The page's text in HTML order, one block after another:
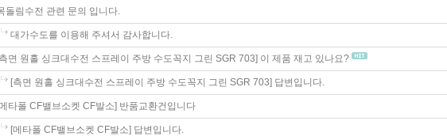
돌림수전 관련 문의 입니다.
대가수도를 이용해 주셔서 감사합니다.
면 원홀 싱크대수전 스프레이 주방 수도꼭지 그린 SGR 703] 이 제품 재고 있나요?
[측면 원홀 싱크대수전 스프레이 주방 수도꼭지 그린 SGR 703] 답변입니다.
타폴 CF밸브소켓 CF발소] 반품교환건입니다
[메타폴 CF밸브소켓 CF발소] 답변입니다.